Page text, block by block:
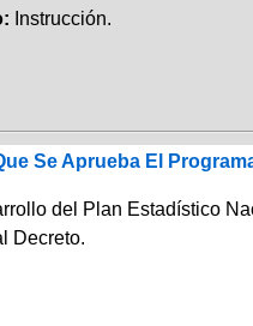
Instrucción.
Se Aprueba El
del Plan Estadístico
Decreto.